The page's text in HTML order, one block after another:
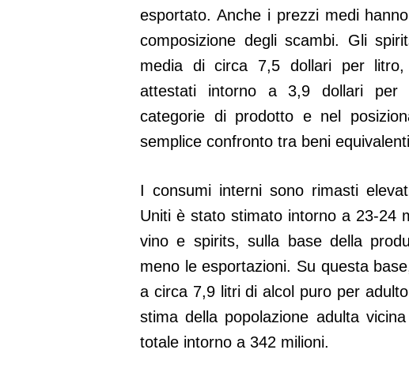
esportato. Anche i prezzi medi
composizione degli scambi. Gli
media di circa 7,5 dollari per
attestati intorno a 3,9 dollari per
categorie di prodotto e nel
semplice confronto tra beni
I consumi interni sono rimasti
Uniti è stato stimato intorno a 23-24
vino e spirits, sulla base della
meno le esportazioni. Su questa
a circa 7,9 litri di alcol puro per
stima della popolazione adulta
totale intorno a 342 milioni.